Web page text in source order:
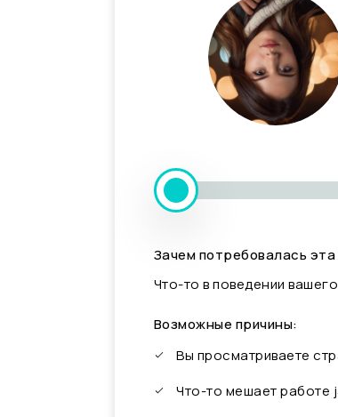
Зачем потребовалась
Что-то в поведении
Возможные причины:
Вы просматриваете
Что-то мешает работе